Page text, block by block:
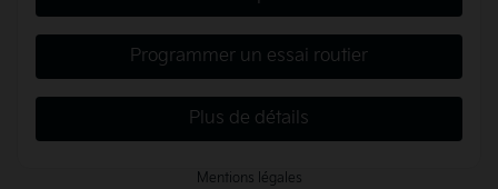
Programmer un essai routier
Plus de détails
Mentions légales